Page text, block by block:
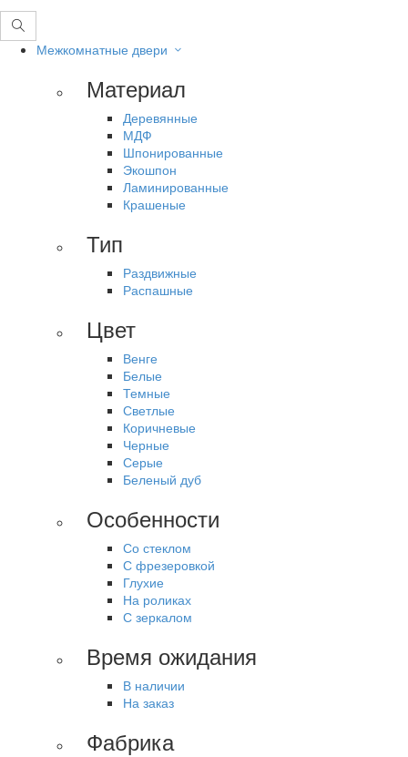
Межкомнатные двери
Материал
Деревянные
МДФ
Шпонированные
Экошпон
Ламинированные
Крашеные
Тип
Раздвижные
Распашные
Цвет
Венге
Белые
Темные
Светлые
Коричневые
Черные
Серые
Беленый дуб
Особенности
Со стеклом
С фрезеровкой
Глухие
На роликах
С зеркалом
Время ожидания
В наличии
На заказ
Фабрика